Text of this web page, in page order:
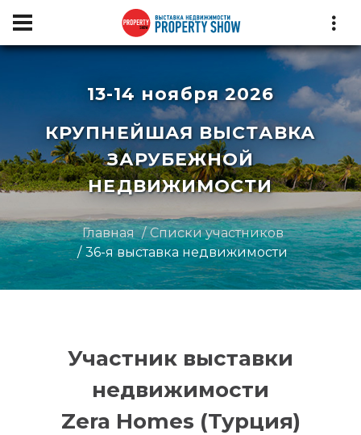
13-14 ноября 2026
КРУПНЕЙШАЯ ВЫСТАВКА
ЗАРУБЕЖНОЙ
НЕДВИЖИМОСТИ
Главная
Списки участников
36-я выставка недвижимости
Участник выставки
недвижимости
Zera Homes (Турция)